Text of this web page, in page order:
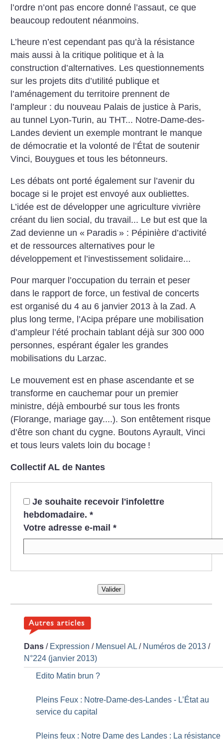
l’ordre n’ont pas encore donné l’assaut, ce que
beaucoup redoutent néanmoins.
L’heure n’est cependant pas qu’à la résistance
mais aussi à la critique politique et à la
construction d’alternatives. Les questionnements
sur les projets dits d’utilité publique et
l’aménagement du territoire prennent de
l’ampleur : du nouveau Palais de justice à Paris,
au tunnel Lyon-Turin, au THT... Notre-Dame-des-
Landes devient un exemple montrant le manque
de démocratie et la volonté de l’État de soutenir
Vinci, Bouygues et tous les bétonneurs.
Les débats ont porté également sur l’avenir du
bocage si le projet est envoyé aux oubliettes.
L’idée est de développer une agriculture vivrière
créant du lien social, du travail... Le but est que la
Zad devienne un « Paradis » : Pépinière d’activité
et de ressources alternatives pour le
développement et l’investissement solidaire...
Pour marquer l’occupation du terrain et peser
dans le rapport de force, un festival de concerts
est organisé du 4 au 6 janvier 2013 à la Zad. A
plus long terme, l’Acipa prépare une mobilisation
d’ampleur l’été prochain tablant déjà sur 300 000
personnes, espérant égaler les grandes
mobilisations du Larzac.
Le mouvement est en phase ascendante et se
transforme en cauchemar pour un premier
ministre, déjà embourbé sur tous les fronts
(Florange, mariage gay....). Son entêtement risque
d’être son chant du cygne. Boutons Ayrault, Vinci
et tous leurs valets loin du bocage !
Collectif AL de Nantes
Je souhaite recevoir l'infolettre
hebdomadaire. *
Votre adresse e-mail *
Valider
Dans / Expression / Mensuel AL / Numéros de 2013 /
N°224 (janvier 2013)
Edito Matin brun ?
Pleins Feux : Notre-Dame-des-Landes - L’État au
service du capital
Pleins feux : Notre Dame des Landes : La résistance